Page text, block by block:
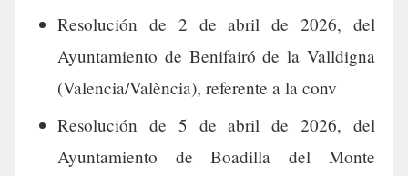
Resolución de 2 de abril de 2026, del
Ayuntamiento de Benifairó de la Valldigna
(Valencia/València), referente a la conv
Resolución de 5 de abril de 2026, del
Ayuntamiento de Boadilla del Monte